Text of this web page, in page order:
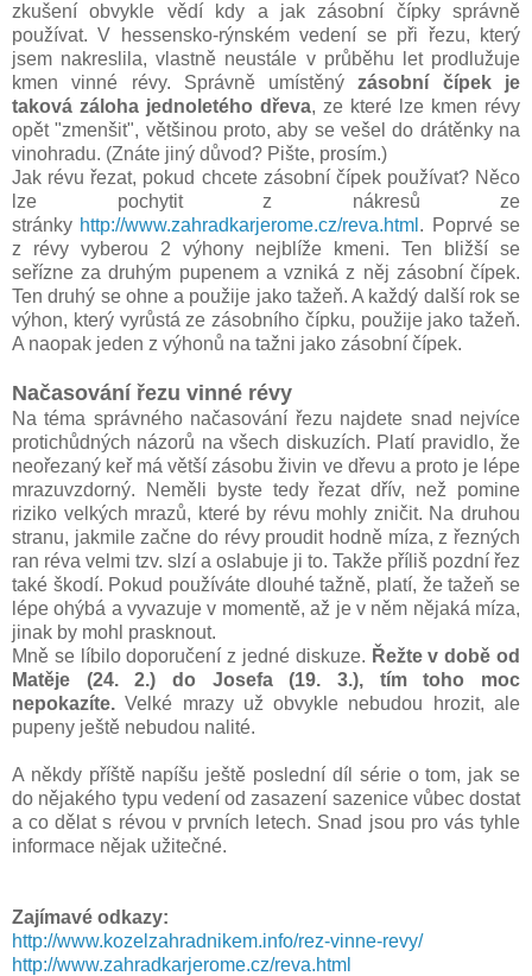
zkušení obvykle vědí kdy a jak zásobní čípky správně
používat. V hessensko-rýnském vedení se při řezu, který
jsem nakreslila, vlastně neustále v průběhu let prodlužuje
kmen vinné révy. Správně umístěnýzásobní čípek je
taková záloha jednoletého dřeva, ze které lze kmen révy
opět "zmenšit", většinou proto, aby se vešel do drátěnky na
vinohradu. (Znáte jiný důvod? Pište, prosím.)
Jak révu řezat, pokud chcete zásobní čípek používat? Něco
lze pochytit z nákresů ze
stránky http://www.zahradkarjerome.cz/reva.html . Poprvé se
z révy vyberou 2 výhony nejblíže kmeni. Ten bližší se
seřízne za druhým pupenem a vzniká z něj zásobní čípek.
Ten druhý se ohne a použije jako tažeň. A každý další rok se
výhon, který vyrůstá ze zásobního čípku, použije jako tažeň.
A naopak jeden z výhonů na tažni jako zásobní čípek.
Načasování řezu vinné révy
Na téma správného načasování řezu najdete snad nejvíce
protichůdných názorů na všech diskuzích. Platí pravidlo, že
neořezaný keř má větší zásobu živin ve dřevu a proto je lépe
mrazuvzdorný. Neměli byste tedy řezat dřív, než pomine
riziko velkých mrazů, které by révu mohly zničit. Na druhou
stranu, jakmile začne do révy proudit hodně míza, z řezných
ran réva velmi tzv. slzí a oslabuje ji to. Takže příliš pozdní řez
také škodí. Pokud používáte dlouhé tažně, platí, že tažeň se
lépe ohýbá a vyvazuje v momentě, až je v něm nějaká míza,
jinak by mohl prasknout.
Mně se líbilo doporučení z jedné diskuze. Řežte v době od
Matěje (24. 2.) do Josefa (19. 3.), tím toho moc
nepokazíte. Velké mrazy už obvykle nebudou hrozit, ale
pupeny ještě nebudou nalité.
A někdy příště napíšu ještě poslední díl série o tom, jak se
do nějakého typu vedení od zasazení sazenice vůbec dostat
a co dělat s révou v prvních letech. Snad jsou pro vás tyhle
informace nějak užitečné.
Zajímavé odkazy:
http://www.kozelzahradnikem.info/rez-vinne-revy/
http://www.zahradkarjerome.cz/reva.html